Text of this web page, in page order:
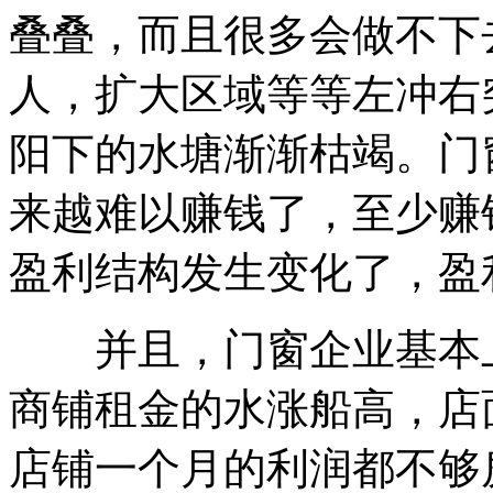
叠叠，而且很多会做不
人，扩大区域等等左冲
阳下的水塘渐渐枯竭。
来越难以赚钱了，至少
盈利结构发生变化了，
并且，门窗企业基本
商铺租金的水涨船高，
店铺一个月的利润都不